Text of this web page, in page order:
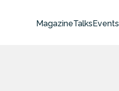
MagazineTalksEvents